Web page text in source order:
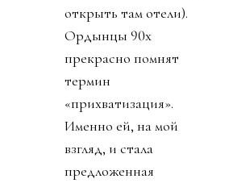
открыть там отели).
Ордынцы 90х
прекрасно помнят
термин
«прихватизация».
Именно ей, на мой
взгляд, и стала
предложенная